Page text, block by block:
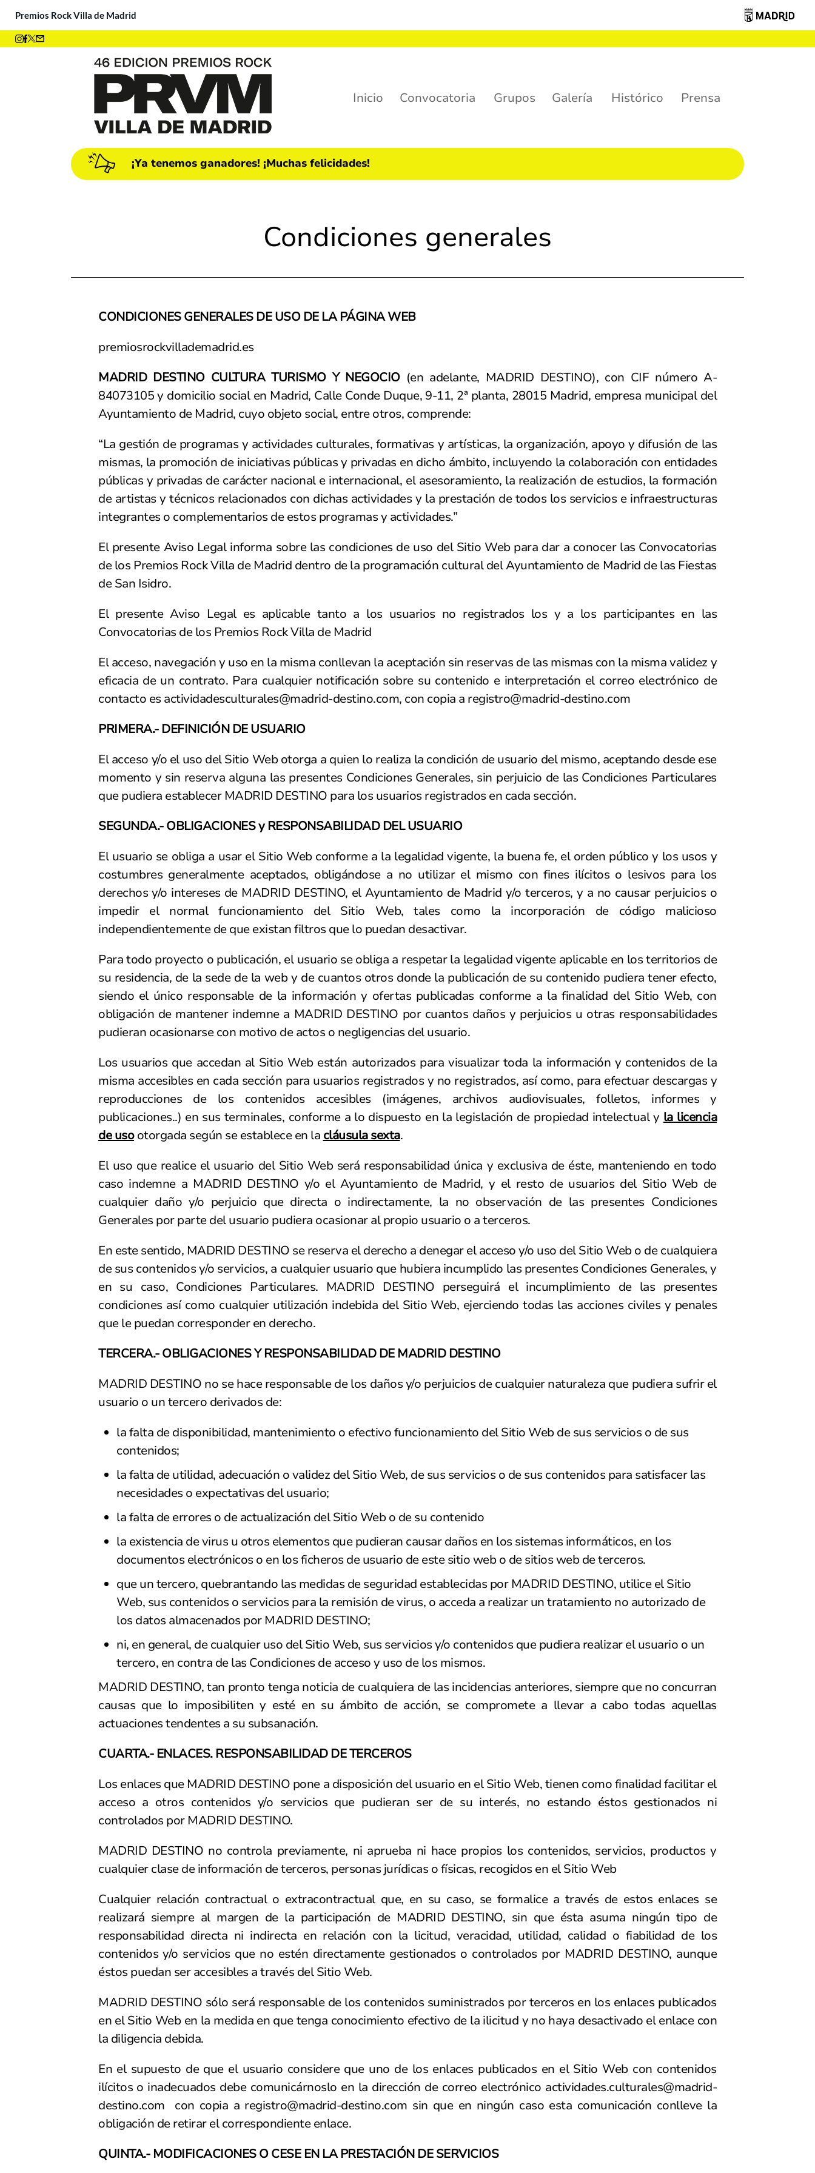
Premios Rock Villa de Madrid
Inicio Convocatoria Grupos Galería Histórico Prensa
¡Ya tenemos ganadores! ¡Muchas felicidades!
Condiciones generales
CONDICIONES GENERALES DE USO DE LA PÁGINA WEB
premiosrockvillademadrid.es
MADRID DESTINO CULTURA TURISMO Y NEGOCIO(en adelante, MADRID DESTINO), con CIF número A-
84073105 y domicilio social en Madrid, Calle Conde Duque, 9-11, 2ª planta, 28015 Madrid, empresa municipal del
Ayuntamiento de Madrid, cuyo objeto social, entre otros, comprende:
“La gestión de programas y actividades culturales, formativas y artísticas, la organización, apoyo y difusión de las
mismas, la promoción de iniciativas públicas y privadas en dicho ámbito, incluyendo la colaboración con entidades
públicas y privadas de carácter nacional e internacional, el asesoramiento, la realización de estudios, la formación
de artistas y técnicos relacionados con dichas actividades y la prestación de todos los servicios e infraestructuras
integrantes o complementarios de estos programas y actividades.”
El presente Aviso Legal informa sobre las condiciones de uso del Sitio Web para dar a conocer las Convocatorias
de los Premios Rock Villa de Madrid dentro de la programación cultural del Ayuntamiento de Madrid de las Fiestas
de San Isidro.
El presente Aviso Legal es aplicable tanto a los usuarios no registrados los y a los participantes en las
Convocatorias de los Premios Rock Villa de Madrid
El acceso, navegación y uso en la misma conllevan la aceptación sin reservas de las mismas con la misma validez y
eficacia de un contrato. Para cualquier notificación sobre su contenido e interpretación el correo electrónico de
contacto esactividadesculturales@madrid-destino.com, con copia a registro@madrid-destino.com
PRIMERA.- DEFINICIÓN DE USUARIO
El acceso y/o el uso del Sitio Web otorga a quien lo realiza la condición de usuario del mismo, aceptando desde ese
momento y sin reserva alguna las presentes Condiciones Generales, sin perjuicio de las Condiciones Particulares
que pudiera establecer MADRID DESTINO para los usuarios registrados en cada sección.
SEGUNDA.- OBLIGACIONES y RESPONSABILIDAD DEL USUARIO
El usuario se obliga a usar el Sitio Web conforme a la legalidad vigente, la buena fe, el orden público y los usos y
costumbres generalmente aceptados, obligándose a no utilizar el mismo con fines ilícitos o lesivos para los
derechos y/o intereses de MADRID DESTINO, el Ayuntamiento de Madrid y/o terceros, y a no causar perjuicios o
impedir el normal funcionamiento del Sitio Web, tales como la incorporación de código malicioso
independientemente de que existan filtros que lo puedan desactivar.
Para todo proyecto o publicación, el usuario se obliga a respetar la legalidad vigente aplicable en los territorios de
su residencia, de la sede de la web y de cuantos otros donde la publicación de su contenido pudiera tener efecto,
siendo el único responsable de la información y ofertas publicadas conforme a la finalidad del Sitio Web, con
obligación de mantener indemne a MADRID DESTINO por cuantos daños y perjuicios u otras responsabilidades
pudieran ocasionarse con motivo de actos o negligencias del usuario.
Los usuarios que accedan al Sitio Web están autorizados para visualizar toda la información y contenidos de la
misma accesibles en cada sección para usuarios registrados y no registrados, así como, para efectuar descargas y
reproducciones de los contenidos accesibles (imágenes, archivos audiovisuales, folletos, informes y
publicaciones..) en sus terminales, conforme a lo dispuesto en la legislación de propiedad intelectual y la licencia
de usootorgada según se establece en la cláusula sexta.
El uso que realice el usuario del Sitio Web será responsabilidad única y exclusiva de éste, manteniendo en todo
caso indemne a MADRID DESTINO y/o el Ayuntamiento de Madrid, y el resto de usuarios del Sitio Web de
cualquier daño y/o perjuicio que directa o indirectamente, la no observación de las presentes Condiciones
Generales por parte del usuario pudiera ocasionar al propio usuario o a terceros.
En este sentido, MADRID DESTINO se reserva el derecho a denegar el acceso y/o uso del Sitio Web o de cualquiera
de sus contenidos y/o servicios, a cualquier usuario que hubiera incumplido las presentes Condiciones Generales, y
en su caso, Condiciones Particulares. MADRID DESTINO perseguirá el incumplimiento de las presentes
condiciones así como cualquier utilización indebida del Sitio Web, ejerciendo todas las acciones civiles y penales
que le puedan corresponder en derecho.
TERCERA.- OBLIGACIONES Y RESPONSABILIDAD DE MADRID DESTINO
MADRID DESTINO no se hace responsable de los daños y/o perjuicios de cualquier naturaleza que pudiera sufrir el
usuario o un tercero derivados de:
la falta de disponibilidad, mantenimiento o efectivo funcionamiento del Sitio Web de sus servicios o de sus
contenidos;
la falta de utilidad, adecuación o validez del Sitio Web, de sus servicios o de sus contenidos para satisfacer las
necesidades o expectativas del usuario;
la falta de errores o de actualización del Sitio Web o de su contenido
la existencia de virus u otros elementos que pudieran causar daños en los sistemas informáticos, en los
documentos electrónicos o en los ficheros de usuario de este sitio web o de sitios web de terceros.
que un tercero, quebrantando las medidas de seguridad establecidas por MADRID DESTINO, utilice el Sitio
Web, sus contenidos o servicios para la remisión de virus, o acceda a realizar un tratamiento no autorizado de
los datos almacenados por MADRID DESTINO;
ni, en general, de cualquier uso del Sitio Web, sus servicios y/o contenidos que pudiera realizar el usuario o un
tercero, en contra de las Condiciones de acceso y uso de los mismos.
MADRID DESTINO, tan pronto tenga noticia de cualquiera de las incidencias anteriores, siempre que no concurran
causas que lo imposibiliten y esté en su ámbito de acción, se compromete a llevar a cabo todas aquellas
actuaciones tendentes a su subsanación.
CUARTA.- ENLACES. RESPONSABILIDAD DE TERCEROS
Los enlaces que MADRID DESTINO pone a disposición del usuario en el Sitio Web, tienen como finalidad facilitar el
acceso a otros contenidos y/o servicios que pudieran ser de su interés, no estando éstos gestionados ni
controlados por MADRID DESTINO.
MADRID DESTINO no controla previamente, ni aprueba ni hace propios los contenidos, servicios, productos y
cualquier clase de información de terceros, personas jurídicas o físicas, recogidos en el Sitio Web
Cualquier relación contractual o extracontractual que, en su caso, se formalice a través de estos enlaces se
realizará siempre al margen de la participación de MADRID DESTINO, sin que ésta asuma ningún tipo de
responsabilidad directa ni indirecta en relación con la licitud, veracidad, utilidad, calidad o fiabilidad de los
contenidos y/o servicios que no estén directamente gestionados o controlados por MADRID DESTINO, aunque
éstos puedan ser accesibles a través del Sitio Web.
MADRID DESTINO sólo será responsable de los contenidos suministrados por terceros en los enlaces publicados
en el Sitio Web en la medida en que tenga conocimiento efectivo de la ilicitud y no haya desactivado el enlace con
la diligencia debida.
En el supuesto de que el usuario considere que uno de los enlaces publicados en el Sitio Web con contenidos
ilícitos o inadecuados debe comunicárnoslo en la dirección de correo electrónico actividades.culturales@madrid-
destino.com
con copia a registro@madrid-destino.com sin que en ningún caso esta comunicación conlleve la
obligación de retirar el correspondiente enlace.
QUINTA.- MODIFICACIONES O CESE EN LA PRESTACIÓN DE SERVICIOS